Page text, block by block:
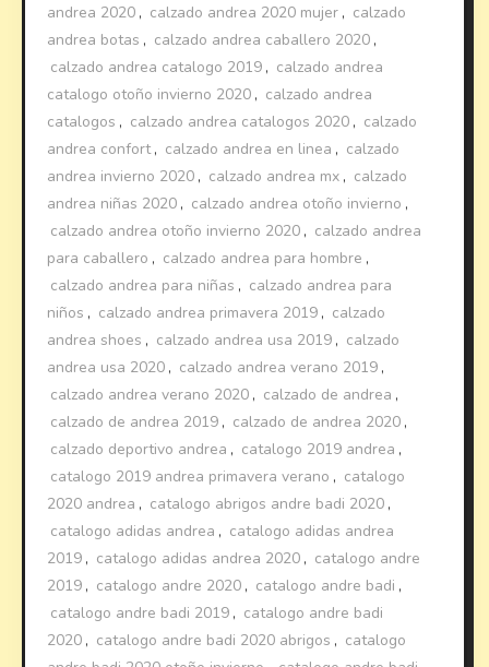
andrea 2020 , calzado andrea 2020 mujer , calzado
andrea botas , calzado andrea caballero 2020 ,
calzado andrea catalogo 2019 , calzado andrea
catalogo otoño invierno 2020 , calzado andrea
catalogos , calzado andrea catalogos 2020 , calzado
andrea confort, calzado andrea en linea , calzado
andrea invierno 2020 , calzado andrea mx , calzado
andrea niñas 2020 , calzado andrea otoño invierno ,
calzado andrea otoño invierno 2020 , calzado andrea
para caballero , calzado andrea para hombre ,
calzado andrea para niñas , calzado andrea para
niños , calzado andrea primavera 2019 , calzado
andrea shoes , calzado andrea usa 2019 , calzado
andrea usa 2020 , calzado andrea verano 2019 ,
calzado andrea verano 2020 , calzado de andrea ,
calzado de andrea 2019 , calzado de andrea 2020 ,
calzado deportivo andrea , catalogo 2019 andrea ,
catalogo 2019 andrea primavera verano , catalogo
2020 andrea , catalogo abrigos andre badi 2020 ,
catalogo adidas andrea , catalogo adidas andrea
2019 , catalogo adidas andrea 2020 , catalogo andre
2019 , catalogo andre 2020 , catalogo andre badi ,
catalogo andre badi 2019 , catalogo andre badi
2020 , catalogo andre badi 2020 abrigos , catalogo